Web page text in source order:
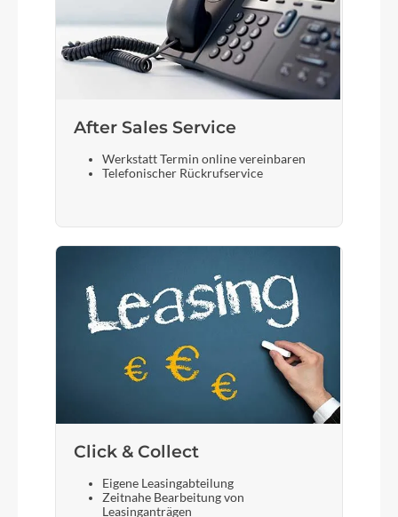
After Sales Service
Werkstatt Termin online vereinbaren
Telefonischer Rückrufservice
Click & Collect
Eigene Leasingabteilung
Zeitnahe Bearbeitung von
Leasinganträgen